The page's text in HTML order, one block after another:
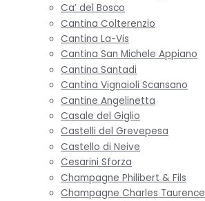
Ca’ del Bosco
Cantina Colterenzio
Cantina La-Vis
Cantina San Michele Appiano
Cantina Santadi
Cantina Vignaioli Scansano
Cantine Angelinetta
Casale del Giglio
Castelli del Grevepesa
Castello di Neive
Cesarini Sforza
Champagne Philibert & Fils
Champagne Charles Taurence